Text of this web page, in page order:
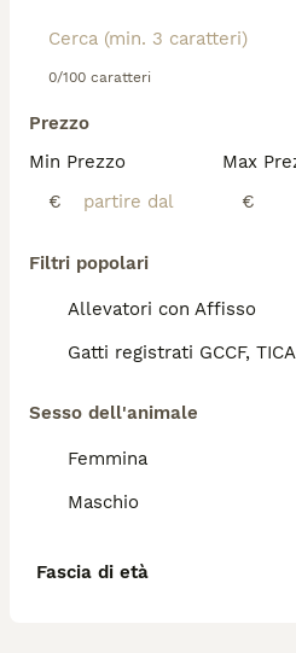
0/100 caratteri
Prezzo
Min Prezzo
€
Max
€
Filtri popolari
Allevatori con Affisso
Gatti registrati GCCF,
Sesso dell'animale
Femmina
Maschio
Fascia di età